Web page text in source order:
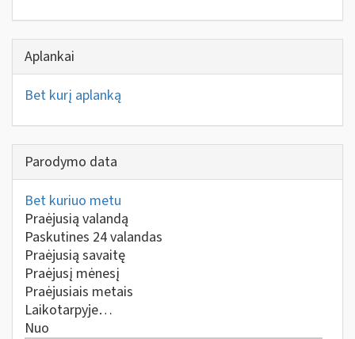
Aplankai
Bet kurį aplanką
Parodymo data
Bet kuriuo metu
Praėjusią valandą
Paskutines 24 valandas
Praėjusią savaitę
Praėjusį mėnesį
Praėjusiais metais
Laikotarpyje…
Nuo